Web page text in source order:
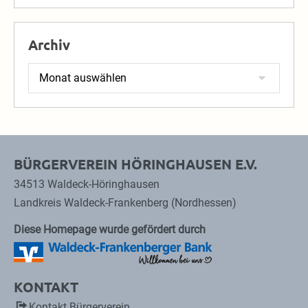
Archiv
Archiv
BÜRGERVEREIN HÖRINGHAUSEN E.V.
34513 Waldeck-Höringhausen
Landkreis Waldeck-Frankenberg (Nordhessen)
Diese Homepage wurde gefördert durch
KONTAKT